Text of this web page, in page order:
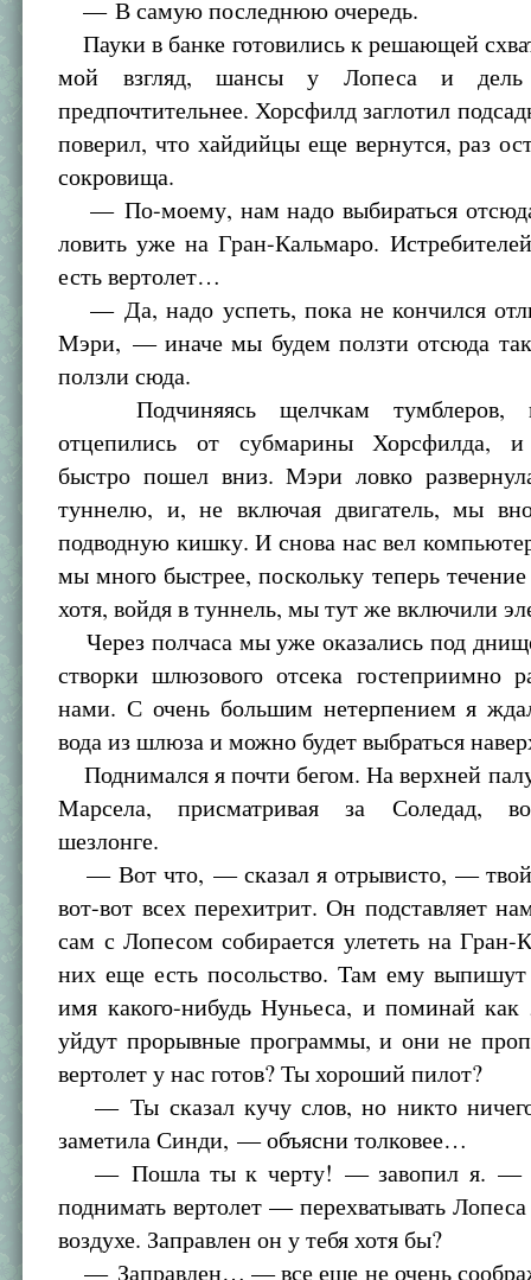
— В самую последнюю очередь.
Пауки в банке готовились к решающей
мой взгляд, шансы у Лопеса и
предпочтительнее. Хорсфилд заглотил
поверил, что хайдийцы еще вернутся, раз
сокровища.
— По-моему, нам надо выбираться
ловить уже на Гран-Кальмаро.
есть вертолет…
— Да, надо успеть, пока не кончился
Мэри, — иначе мы будем ползти отсюда
ползли сюда.
Подчиняясь щелчкам тумблеров,
отцепились от субмарины Хорсфилда,
быстро пошел вниз. Мэри ловко
туннелю, и, не включая двигатель, мы
подводную кишку. И снова нас вел
мы много быстрее, поскольку теперь
хотя, войдя в туннель, мы тут же включили
Через полчаса мы уже оказались под
створки шлюзового отсека гостеприимно
нами. С очень большим нетерпением я
вода из шлюза и можно будет выбраться
Поднимался я почти бегом. На верхней
Марсела, присматривая за Соледад,
шезлонге.
— Вот что, — сказал я отрывисто, —
вот-вот всех перехитрит. Он подставляет
сам с Лопесом собирается улететь на Гран-
них еще есть посольство. Там ему
имя какого-нибудь Нуньеса, и поминай
уйдут прорывные программы, и они не
вертолет у нас готов? Ты хороший пилот?
— Ты сказал кучу слов, но никто
заметила Синди, — объясни толковее…
— Пошла ты к черту! — завопил я. —
поднимать вертолет — перехватывать
воздухе. Заправлен он у тебя хотя бы?
— Заправлен… — все еще не очень